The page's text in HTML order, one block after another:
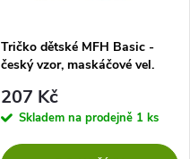
Tričko dětské MFH Basic -
český vzor, maskáčové vel.
207 Kč
Skladem na prodejně 1 ks